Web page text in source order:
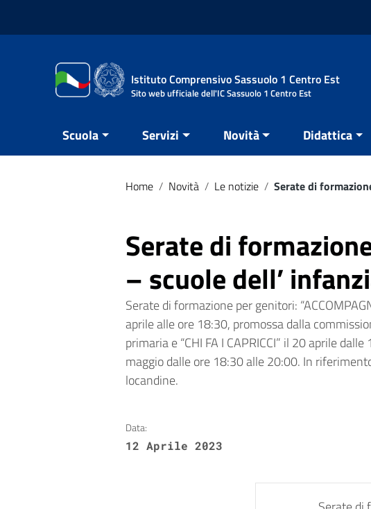
Istituto Comprensivo Sassuolo 1 Centro Est
Sito web ufficiale dell'IC Sassuolo 1 Centro Est
Scuola Servizi Novità Didattica
Home / Novità / Le notizie / Serate di
Serate di
– scuole dell’
Serate di formazione per genitori:
aprile alle ore 18:30, promossa dalla
primaria e “CHI FA I CAPRICCI” il 20 aprile
maggio dalle ore 18:30 alle 20:00. In
locandine.
Data:
12 Aprile 2023